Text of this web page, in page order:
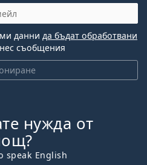
данни да бъдат обработвани
съобщения
нужда от
speak English